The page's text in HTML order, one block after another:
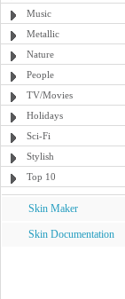
Music
Metallic
Nature
People
TV/Movies
Holidays
Sci-Fi
Stylish
Top 10
Skin Maker
Skin Documentation